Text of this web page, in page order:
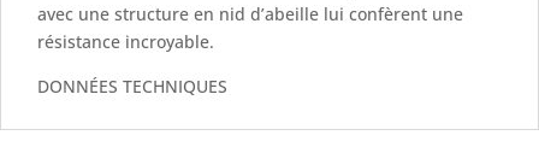
avec une structure en nid d’abeille lui confèrent une
résistance incroyable.
DONNÉES TECHNIQUES